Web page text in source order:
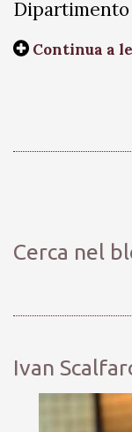
Continua a
Cerca nel
Ivan